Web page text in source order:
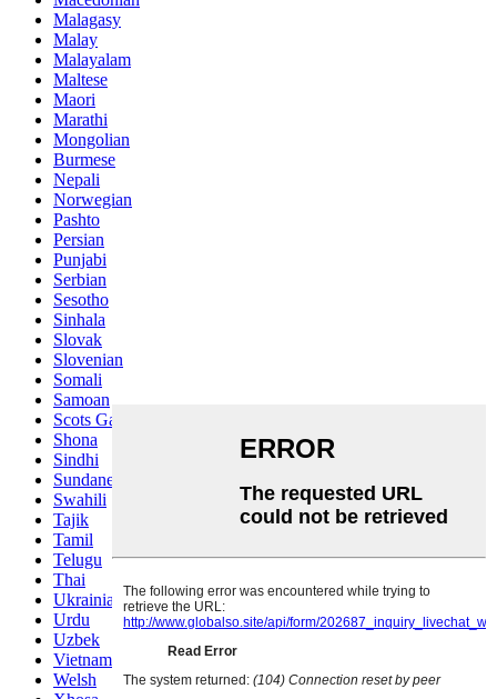
Malagasy
Malay
Malayalam
Maltese
Maori
Marathi
Mongolian
Burmese
Nepali
Norwegian
Pashto
Persian
Punjabi
Serbian
Sesotho
Sinhala
Slovak
Slovenian
Somali
Samoan
Scots Gaelic
Shona
Sindhi
Sundanese
Swahili
Tajik
Tamil
Telugu
Thai
Ukrainian
Urdu
Uzbek
Vietnamese
Welsh